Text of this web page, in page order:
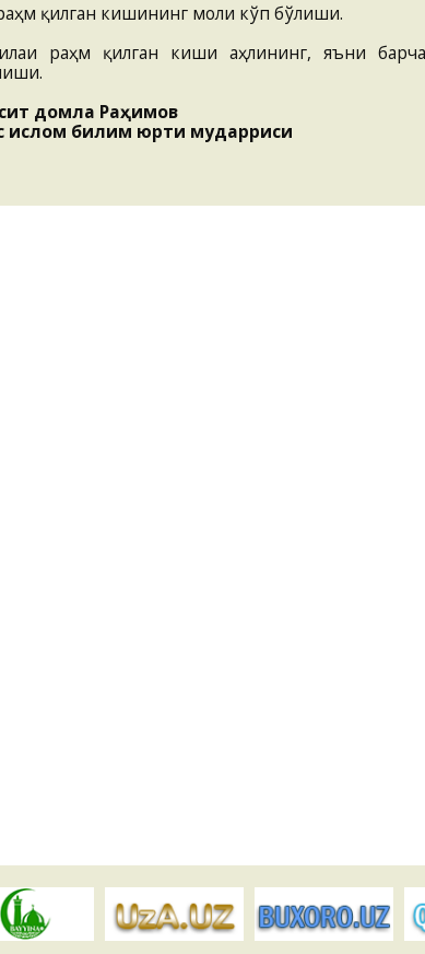
қилган кишининг моли кўп бўлиши.
раҳм қилган киши аҳлининг, яъни барча
домла Раҳимов
ислом билим юрти мударриси